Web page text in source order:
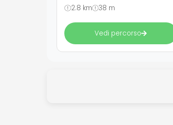
2.8 km 38 m
Vedi percorso